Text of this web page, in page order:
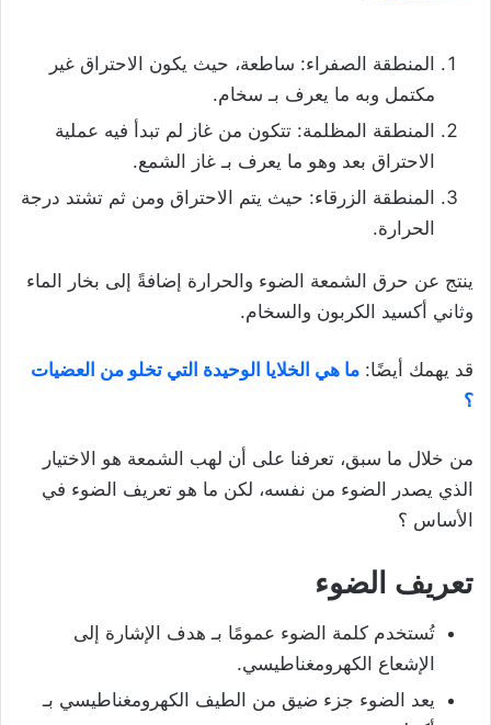
المنطقة الصفراء: ساطعة، حيث يكون الاحتراق غير
مكتمل وبه ما يعرف بـ سخام.
المنطقة المظلمة: تتكون من غاز لم تبدأ فيه عملية
الاحتراق بعد وهو ما يعرف بـ غاز الشمع.
المنطقة الزرقاء: حيث يتم الاحتراق ومن ثم تشتد درجة
الحرارة.
ينتج عن حرق الشمعة الضوء والحرارة إضافةً إلى بخار الماء
وثاني أكسيد الكربون والسخام.
قد يهمك أيضًا: ما هي الخلايا الوحيدة التي تخلو من العضيات
؟
من خلال ما سبق، تعرفنا على أن لهب الشمعة هو الاختيار
الذي يصدر الضوء من نفسه، لكن ما هو تعريف الضوء في
الأساس ؟
تعريف الضوء
تُستخدم كلمة الضوء عمومًا بـ هدف الإشارة إلى
الإشعاع الكهرومغناطيسي.
يعد الضوء جزء ضيق من الطيف الكهرومغناطيسي بـ